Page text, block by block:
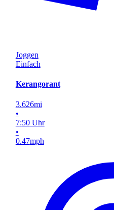
Joggen
Einfach
Kerangorant
3.626mi
•
7:50Uhr
•
0.47mph